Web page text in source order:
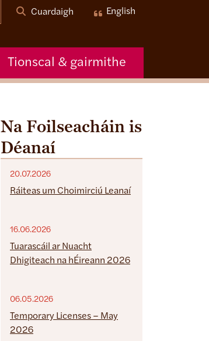
Cuardaigh English
Tionscal & gairmithe
Na Foilseacháin is
Déanaí
20.07.2026
Ráiteas um Choimirciú Leanaí
16.06.2026
Tuarascáil ar Nuacht
Dhigiteach na hÉireann 2026
06.05.2026
Temporary Licenses – May
2026